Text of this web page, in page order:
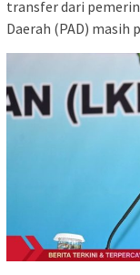
transfer dari
Daerah (PAD)